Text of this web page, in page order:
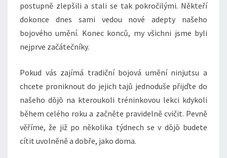
postupně zlepšili a stali se tak pokročilými. Někteří
dokonce dnes sami vedou nové adepty našeho
bojového umění. Konec konců, my všichni jsme byli
nejprve začátečníky.
Pokud vás zajímá tradiční bojová umění ninjutsu a
chcete proniknout do jejich tajů jednoduše přijďte do
našeho dōjō na kteroukoli tréninkovou lekci kdykoli
během celého roku a začněte pravidelně cvičit. Pevně
věříme, že již po několika týdnech se v dōjō budete
cítit uvolněně a dobře, jako doma.